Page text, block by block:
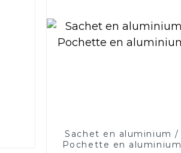
Sachet en aluminium /
Pochette en aluminium